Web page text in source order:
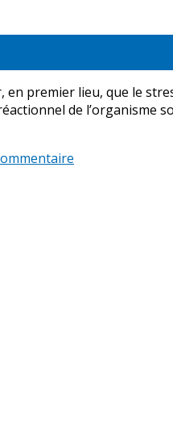
en premier lieu, que le
de l’organisme